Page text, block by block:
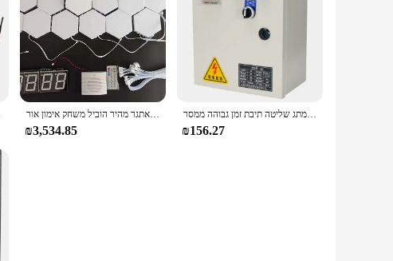
a modern aesthetic, this night light boasts a sleek, minimalist
With the added convenience of a timer setting, this night
create a cozy ambiance in your bedroom or a gentle light source
allows for easy powering, and the compact size makes it a
it with ease. The light's performance is consistent, providing a
soothing environment in a nursery, providing a gentle light
productivity without causing eye strain. It's also a great
your circadian rhythm. Whether you're a parent, a
פארק שעשועים טיימר אינטראקטיבי זריזות לוח תרגיל תגובה אתגר מהיר הוביל משחק אימון אור
₪3,534.85
מחזור לסירוגין שעון שעון אוטומטי מתח מתעכב כוח מחוץ לרחוב זמן שליטה על תיבת בקרת מתג שליטה תיבת זמן גבוהה ממסר
₪156.27